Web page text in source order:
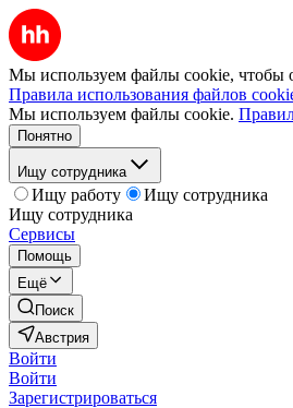
Мы используем файлы cookie, чтобы
Правила использования файлов
Мы используем файлы cookie.
Понятно
Ищу сотрудника
Ищу работу
Ищу сотрудника
Ищу сотрудника
Сервисы
Помощь
Ещё
Поиск
Австрия
Войти
Войти
Зарегистрироваться